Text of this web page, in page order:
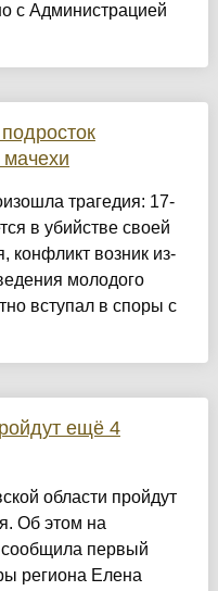
с Администрацией
мачехи
трагедия: 17-
в убийстве своей
конфликт возник из-
молодого
вступал в споры с
ещё 4
области пройдут
Об этом на
сообщила первый
региона Елена